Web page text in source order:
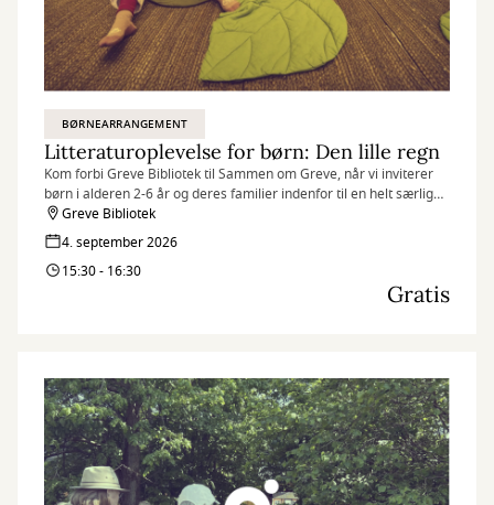
BØRNEARRANGEMENT
Litteraturoplevelse for børn: Den lille regn
Kom forbi Greve Bibliotek til Sammen om Greve, når vi inviterer
børn i alderen 2-6 år og deres familier indenfor til en helt særlig
litteraturoplevelse.
Greve Bibliotek
4. september 2026
15:30 - 16:30
Gratis